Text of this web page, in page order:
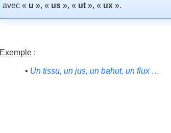
avec « u », « us », « ut », « ux ».
Exemple :
• Un tissu, un jus, un bahut, un flux …